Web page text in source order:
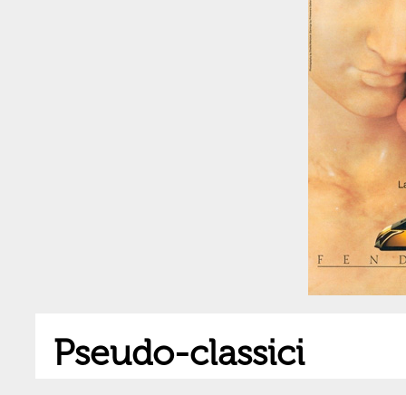
Pseudo-classici